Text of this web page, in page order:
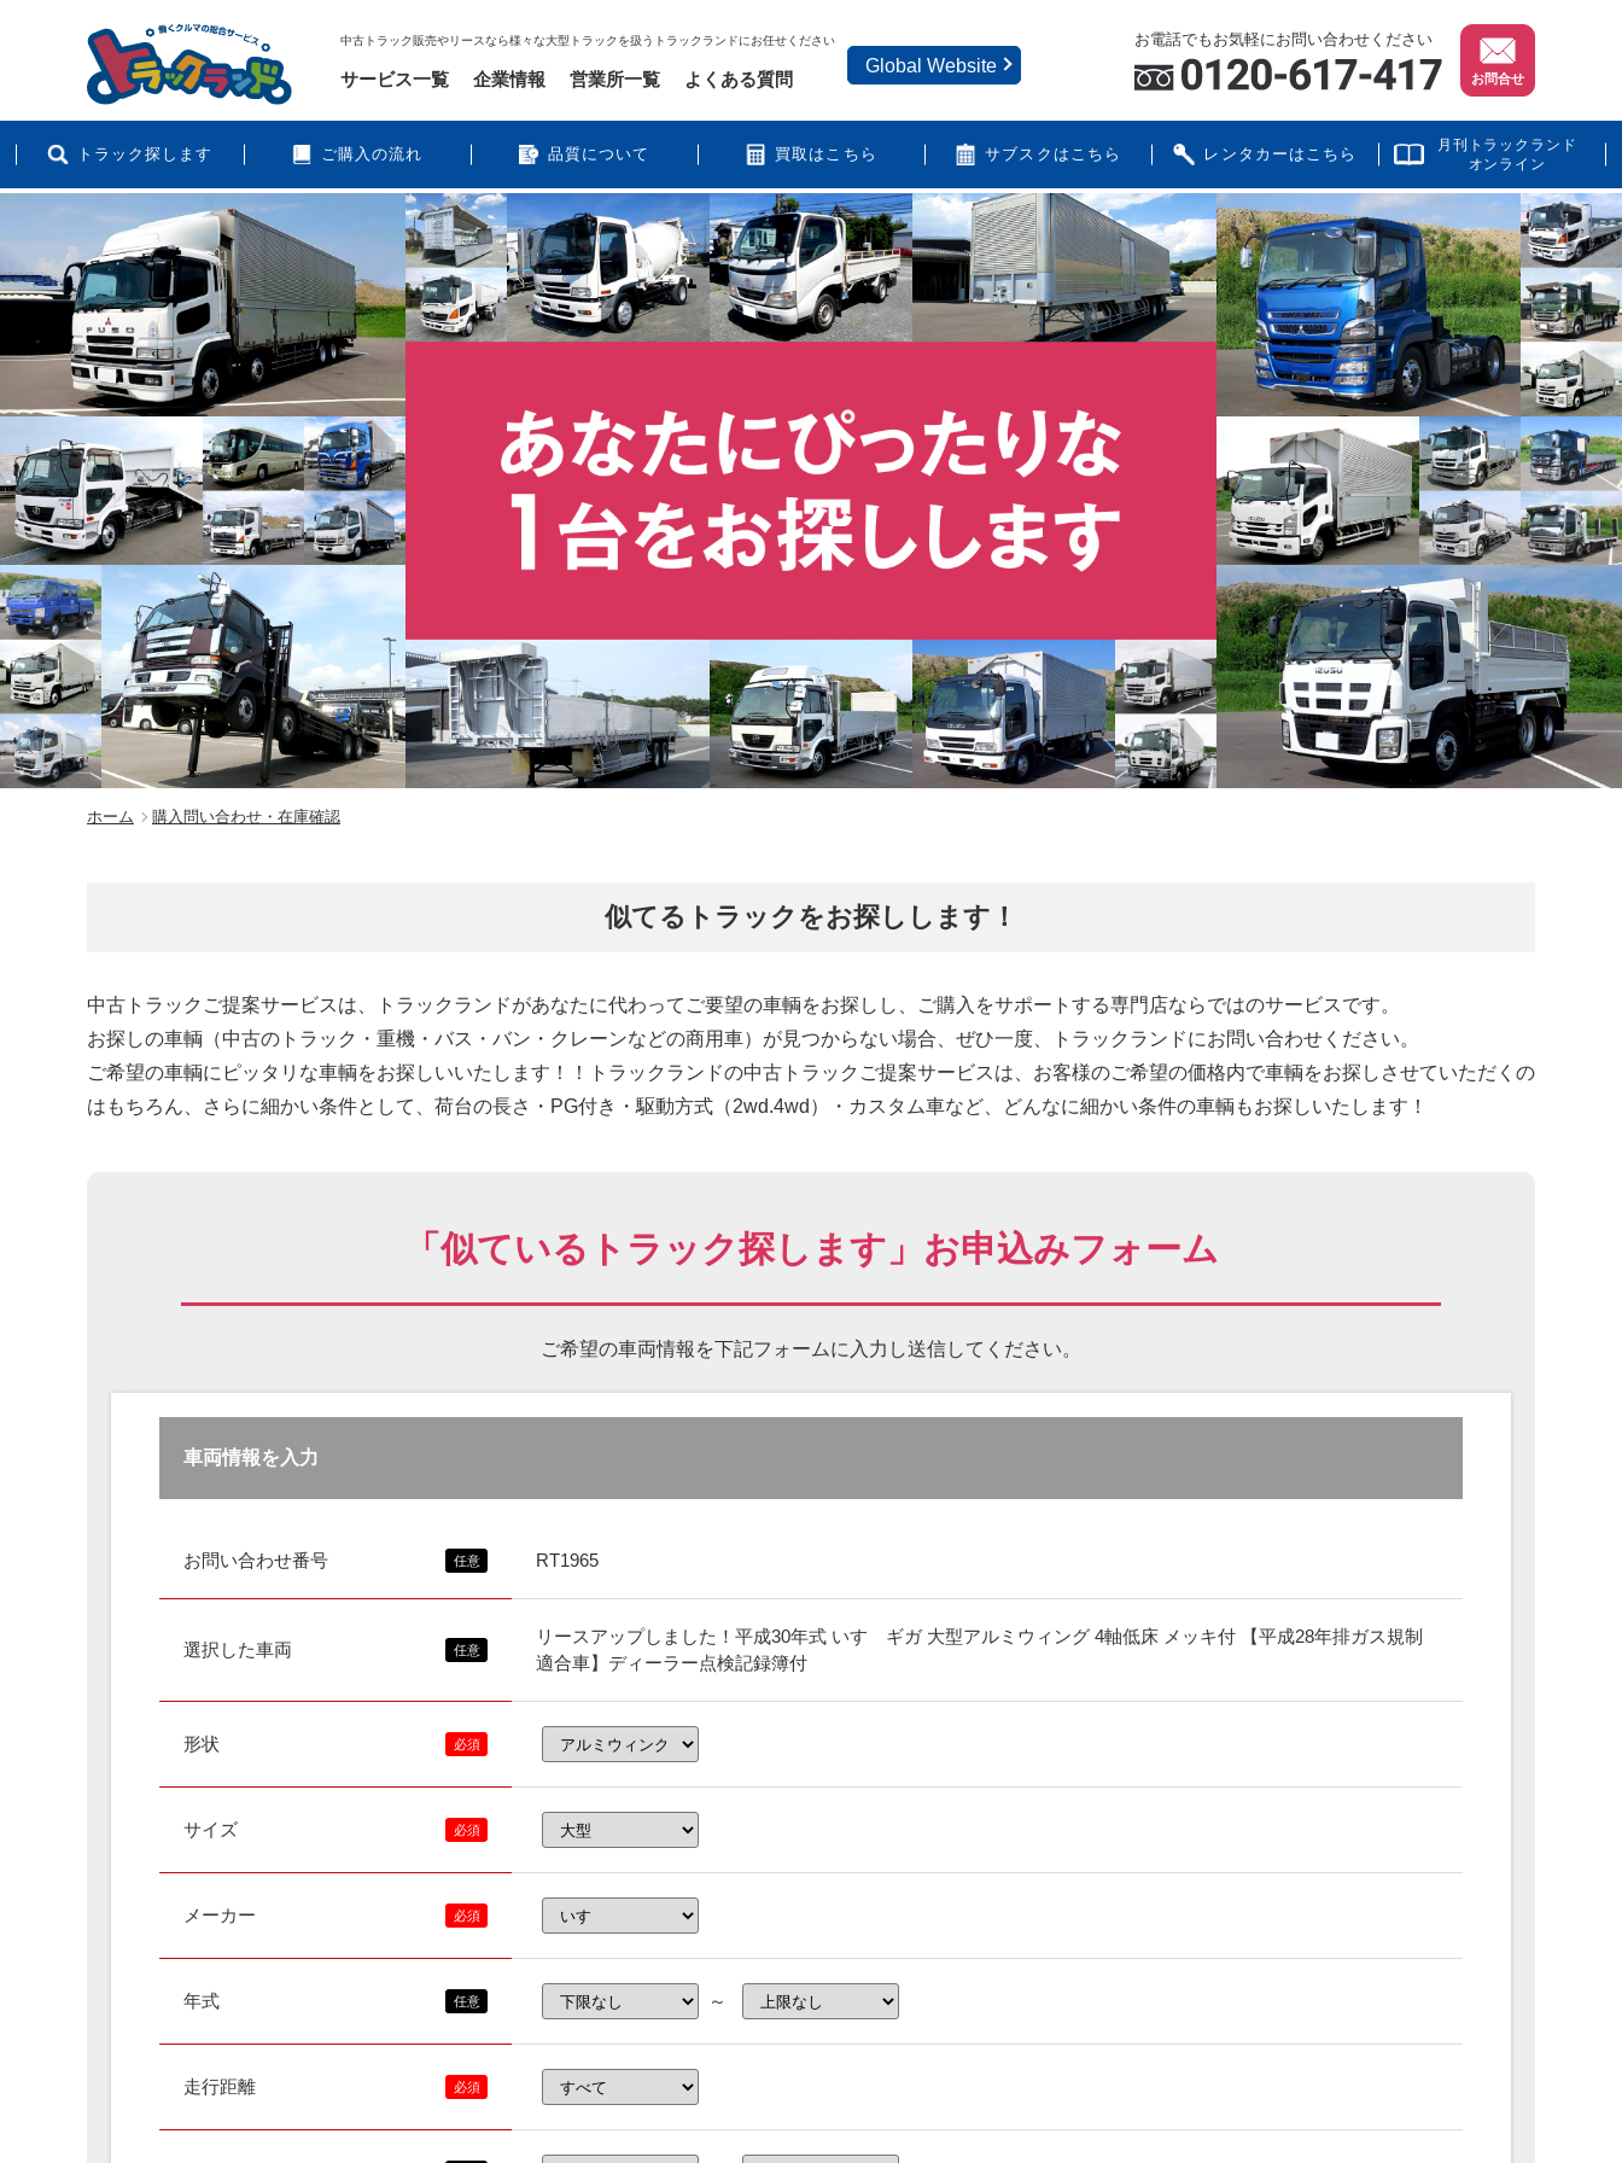
中古トラック販売やリースなら様々な大型トラックを扱うトラックランドにお任せください お電話でもお気軽にお問い合わせください
お問合せ
トラック探します ご購入の流れ 品質について 買取はこちら サブスクはこちら レンタカーはこちら
月刊トラックランド
オンライン
サービス一覧 企業情報 営業所一覧 よくある質問
Global Website
ホーム 購入問い合わせ・在庫確認
似てるトラックをお探しします！
中古トラックご提案サービスは、トラックランドがあなたに代わってご要望の車輌をお探しし、ご購入をサポートする専門店ならではのサービスです。
お探しの車輌（中古のトラック・重機・バス・バン・クレーンなどの商用車）が見つからない場合、ぜひ一度、トラックランドにお問い合わせください。
ご希望の車輌にピッタリな車輌をお探しいいたします！！トラックランドの中古トラックご提案サービスは、お客様のご希望の価格内で車輌をお探しさせていただくの
はもちろん、さらに細かい条件として、荷台の長さ・PG付き・駆動方式（2wd.4wd）・カスタム車など、どんなに細かい条件の車輌もお探しいたします！
「似ているトラック探します」お申込みフォーム
ご希望の車両情報を下記フォームに 入力し送信してください。
車両情報を入力
お問い合わせ番号 RT1965
選択した車両
リースアップしました！平成30年式 いすゞギガ 大型アルミウィング 4軸低床 メッキ付 【平成28年排ガス規制
適合車】ディーラー点検記録簿付
形状
サイズ
メーカー
年式 ～
走行距離